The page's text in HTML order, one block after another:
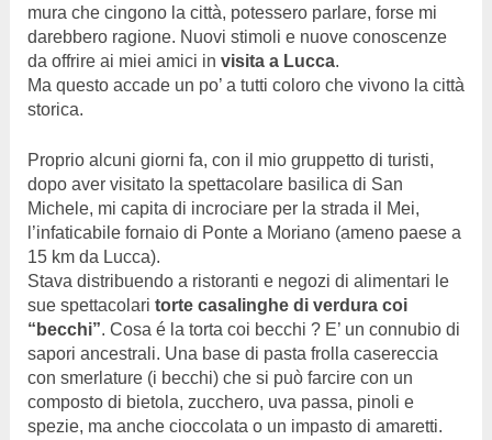
mura che cingono la città, potessero parlare, forse mi
darebbero ragione. Nuovi stimoli e nuove conoscenze
da offrire ai miei amici in visita a Lucca.
Ma questo accade un po’ a tutti coloro che vivono la città
storica.
Proprio alcuni giorni fa, con il mio gruppetto di turisti,
dopo aver visitato la spettacolare basilica di San
Michele, mi capita di incrociare per la strada il Mei,
l’infaticabile fornaio di Ponte a Moriano (ameno paese a
15 km da Lucca).
Stava distribuendo a ristoranti e negozi di alimentari le
sue spettacolari torte casalinghe di verdura coi
“becchi”. Cosa é la torta coi becchi ? E’ un connubio di
sapori ancestrali. Una base di pasta frolla casereccia
con smerlature (i becchi) che si può farcire con un
composto di bietola, zucchero, uva passa, pinoli e
spezie, ma anche cioccolata o un impasto di amaretti.